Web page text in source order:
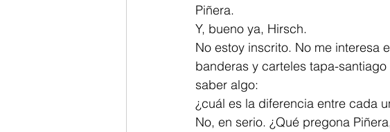
Piñera.
Y, bueno ya, Hirsch.
No estoy inscrito. No me interesa
banderas y carteles tapa-
saber algo:
¿cuál es la diferencia entre cada
No, en serio. ¿Qué pregona